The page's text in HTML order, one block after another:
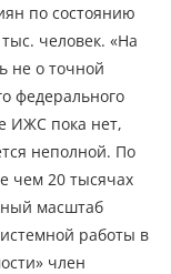
по состоянию
человек. «На
не о точной
федерального
ИЖС пока нет,
неполной. По
чем 20 тысячах
масштаб
работы в
член